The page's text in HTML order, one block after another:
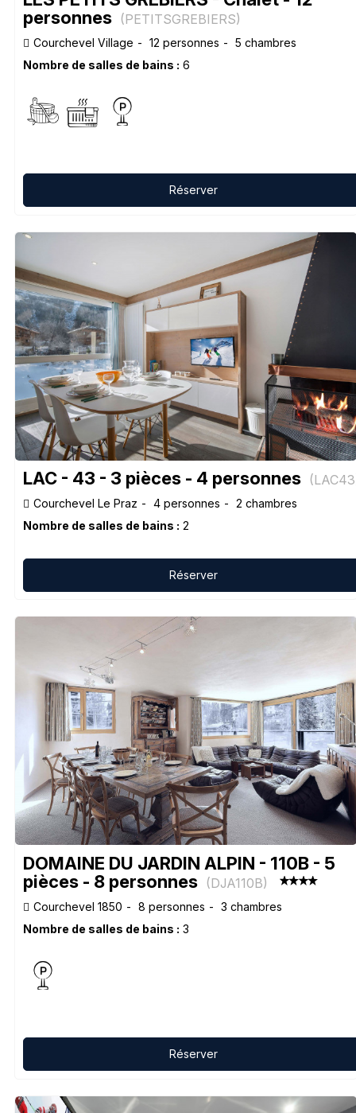
personnes (PETITSGREBIERS)
Courchevel Village 12 personnes
5 chambres
Nombre de salles de bains : 6
Réserver
LAC - 43 - 3 pièces - 4 personnes (LAC43
Courchevel Le Praz 4 personnes
2 chambres
Nombre de salles de bains : 2
Réserver
DOMAINE DU JARDIN ALPIN - 110B - 5
pièces - 8 personnes (DJA110B)
Courchevel 1850 8 personnes
3 chambres
Nombre de salles de bains : 3
Réserver